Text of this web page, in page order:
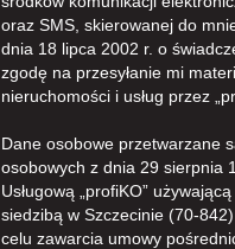
oraz SMS, skierowanej do
dnia 18 lipca 2002 r. o
zgodę na przesyłanie mi
nieruchomości i usług przez
Dane osobowe przetwarzane
osobowych z dnia 29 sierpnia
Usługową „profiKO”
siedzibą w Szczecinie (70-
celu zawarcia umowy